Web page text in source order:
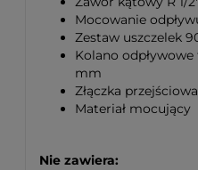
Mocowanie
Zestaw uszczelek
Kolano
mm
Złączka
Materiał mocujący
Nie zawiera: